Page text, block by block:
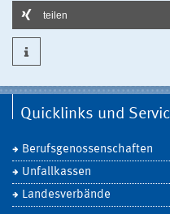
teilen
Quicklinks und
Berufsgenossenschaften
Unfallkassen
Landesverbände